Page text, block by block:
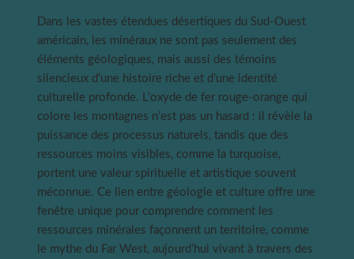
Dans les vastes étendues désertiques du Sud-Ouest
américain, les minéraux ne sont pas seulement des
éléments géologiques, mais aussi des témoins
silencieux d’une histoire riche et d’une identité
culturelle profonde. L’oxyde de fer rouge-orange qui
colore les montagnes n’est pas un hasard : il révèle la
puissance des processus naturels, tandis que des
ressources moins visibles, comme la turquoise,
portent une valeur spirituelle et artistique souvent
méconnue. Ce lien entre géologie et culture offre une
fenêtre unique pour comprendre comment les
ressources minérales façonnent un territoire, comme
le mythe du Far West, aujourd’hui vivant à travers des